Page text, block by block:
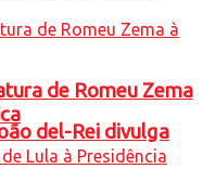
del-Rei divulga
de Romeu Zema